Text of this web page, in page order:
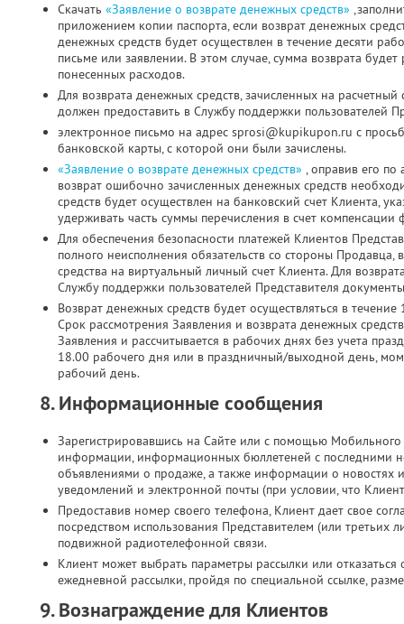
Скачать «Заявление о возврате денежных средств»
приложением копии паспорта, если возврат денежных
денежных средств будет осуществлен в течение десяти
письме или заявлении. В этом случае, сумма возврата
понесенных расходов.
Для возврата денежных средств, зачисленных на
должен предоставить в Службу поддержки пользователей
электронное письмо на адрес sprosi@kupikupon.ru с
банковской карты, с которой они были зачислены.
«Заявление о возврате денежных средств» , оправив его
возврат ошибочно зачисленных денежных средств
средств будет осуществлен на банковский счет Клиента,
удерживать часть суммы перечисления в счет компенсации
Для обеспечения безопасности платежей Клиентов
полного неисполнения обязательств со стороны
средства на виртуальный личный счет Клиента. Для
Службу поддержки пользователей Представителя
Возврат денежных средств будет осуществляться в
Срок рассмотрения Заявления и возврата денежных
Заявления и рассчитывается в рабочих днях без учета
18.00 рабочего дня или в праздничный/выходной день,
рабочий день.
8. Информационные сообщения
Зарегистрировавшись на Сайте или с помощью
информации, информационных бюллетеней с последними
объявлениями о продаже, а также информации о новостях
уведомлений и электронной почты (при условии, что
Предоставив номер своего телефона, Клиент дает свое
посредством использования Представителем (или
подвижной радиотелефонной связи.​
Клиент может выбрать параметры рассылки или
ежедневной рассылки, пройдя по специальной ссылке,
9. Вознаграждение для Клиентов